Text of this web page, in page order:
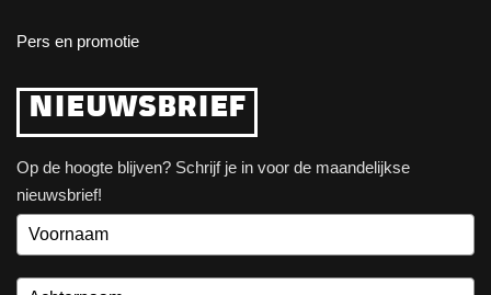
Pers en promotie
NIEUWSBRIEF
Op de hoogte blijven? Schrijf je in voor de maandelijkse
nieuwsbrief!